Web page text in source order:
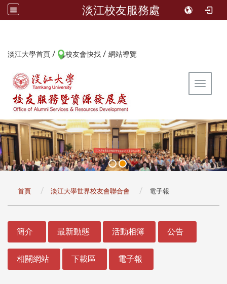
淡江校友服務處
淡江大學首頁 / 校友會快找 / 網站導覽
Toggle
首頁 淡江大學世界校友會聯合會 電子報
簡介 最新動態 活動相簿 公告
相關網站 下載區 電子報